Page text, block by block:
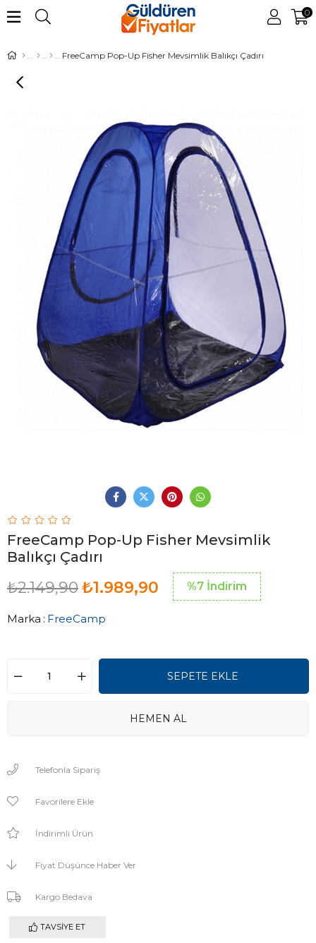
0
FreeCamp Pop-Up Fisher Mevsimlik Balıkçı Çadırı
FreeCamp Pop-Up Fisher Mevsimlik
Balıkçı Çadırı
₺2.149,90₺1.989,90 %7 İndirim
Marka : FreeCamp
Telefonla Sipariş
Favorilere Ekle
İndirimli Ürün
Fiyat Düşünce Haber Ver
Kargo Bedava
TAVSIYE ET